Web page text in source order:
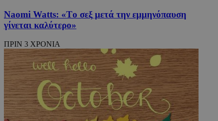
Νaomi Watts: «Tο σεξ μετά την εμμηνόπαυση
γίνεται καλύτερο»
ΠΡΙΝ 3 ΧΡΟΝΙΑ
CookieScriptConsent